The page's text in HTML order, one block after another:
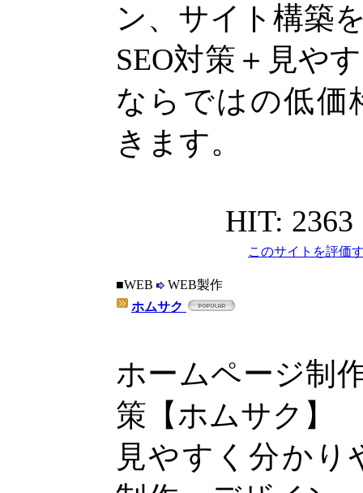
ン、サイト構築
SEO対策＋見や
ならではの低価
きます。
HIT: 2363
このサイトを評価
■WEB
WEB製作
ホムサク
ホームページ制
策【ホムサク】
見やすく分か